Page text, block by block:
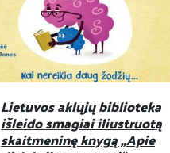
10 patarimų tėvams,
auginantiems vaikus su
disleksija (DYS)